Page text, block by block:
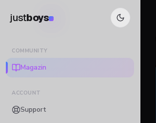
justboys
COMMUNITY
Magazin
ACCOUNT
Support